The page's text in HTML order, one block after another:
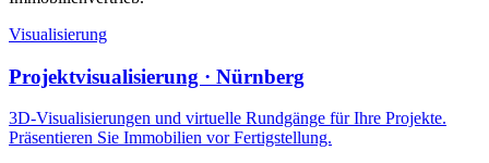
Visualisierung
Projektvisualisierung · Nürnberg
3D-Visualisierungen und virtuelle Rundgänge für Ihre Projekte.
Präsentieren Sie Immobilien vor Fertigstellung.